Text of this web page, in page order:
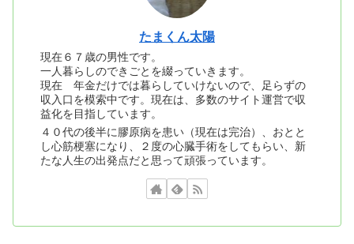
たまくん太陽
現在６７歳の男性です。
一人暮らしのできごとを綴っていきます。
現在 年金だけでは暮らしていけないので、足らずの
収入口を模索中です。現在は、多数のサイト運営で収
益化を目指しています。
４０代の後半に膠原病を患い（現在は完治）、おとと
し心筋梗塞になり、２度の心臓手術をしてもらい、新
たな人生の出発点だと思って頑張っています。